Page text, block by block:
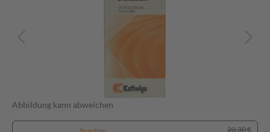
Abbildung kann abweichen
Spartipp
20,30 €